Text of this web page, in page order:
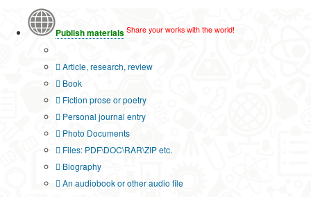
Publish materials Share your works with the world!
Article, research, review
Book
Fiction prose or poetry
Personal journal entry
Photo Documents
Files: PDF\DOC\RAR\ZIP etc.
Biography
An audiobook or other audio file